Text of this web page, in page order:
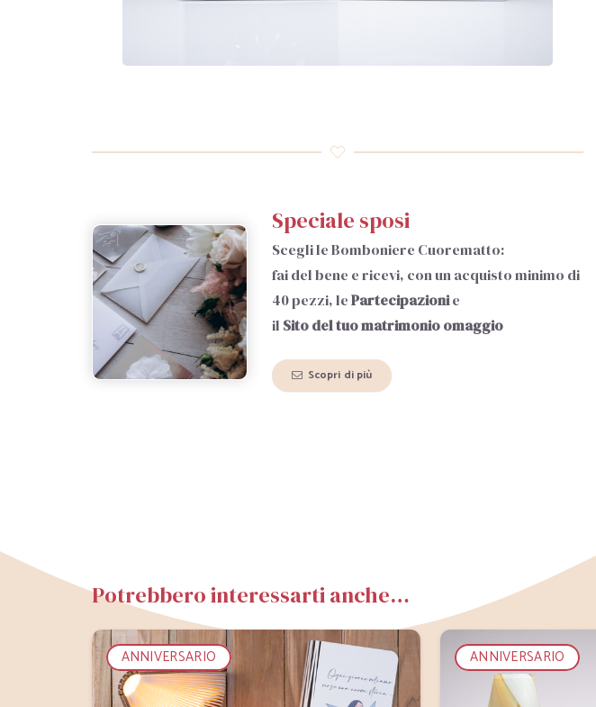
Speciale sposi
Scegli le Bomboniere Cuorematto:
fai del bene e ricevi, con un acquisto minimo di
40 pezzi, lePartecipazionie
il Sito del tuo matrimonioomaggio
Scopri di più
Potrebbero interessarti anche…
ANNIVERSARIO ANNIVERSARIO